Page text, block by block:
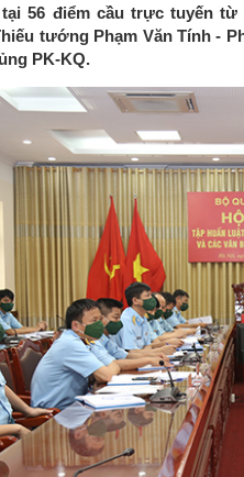
56 điểm cầu trực tuyến
tướng Phạm Văn Tính -
PK-KQ.